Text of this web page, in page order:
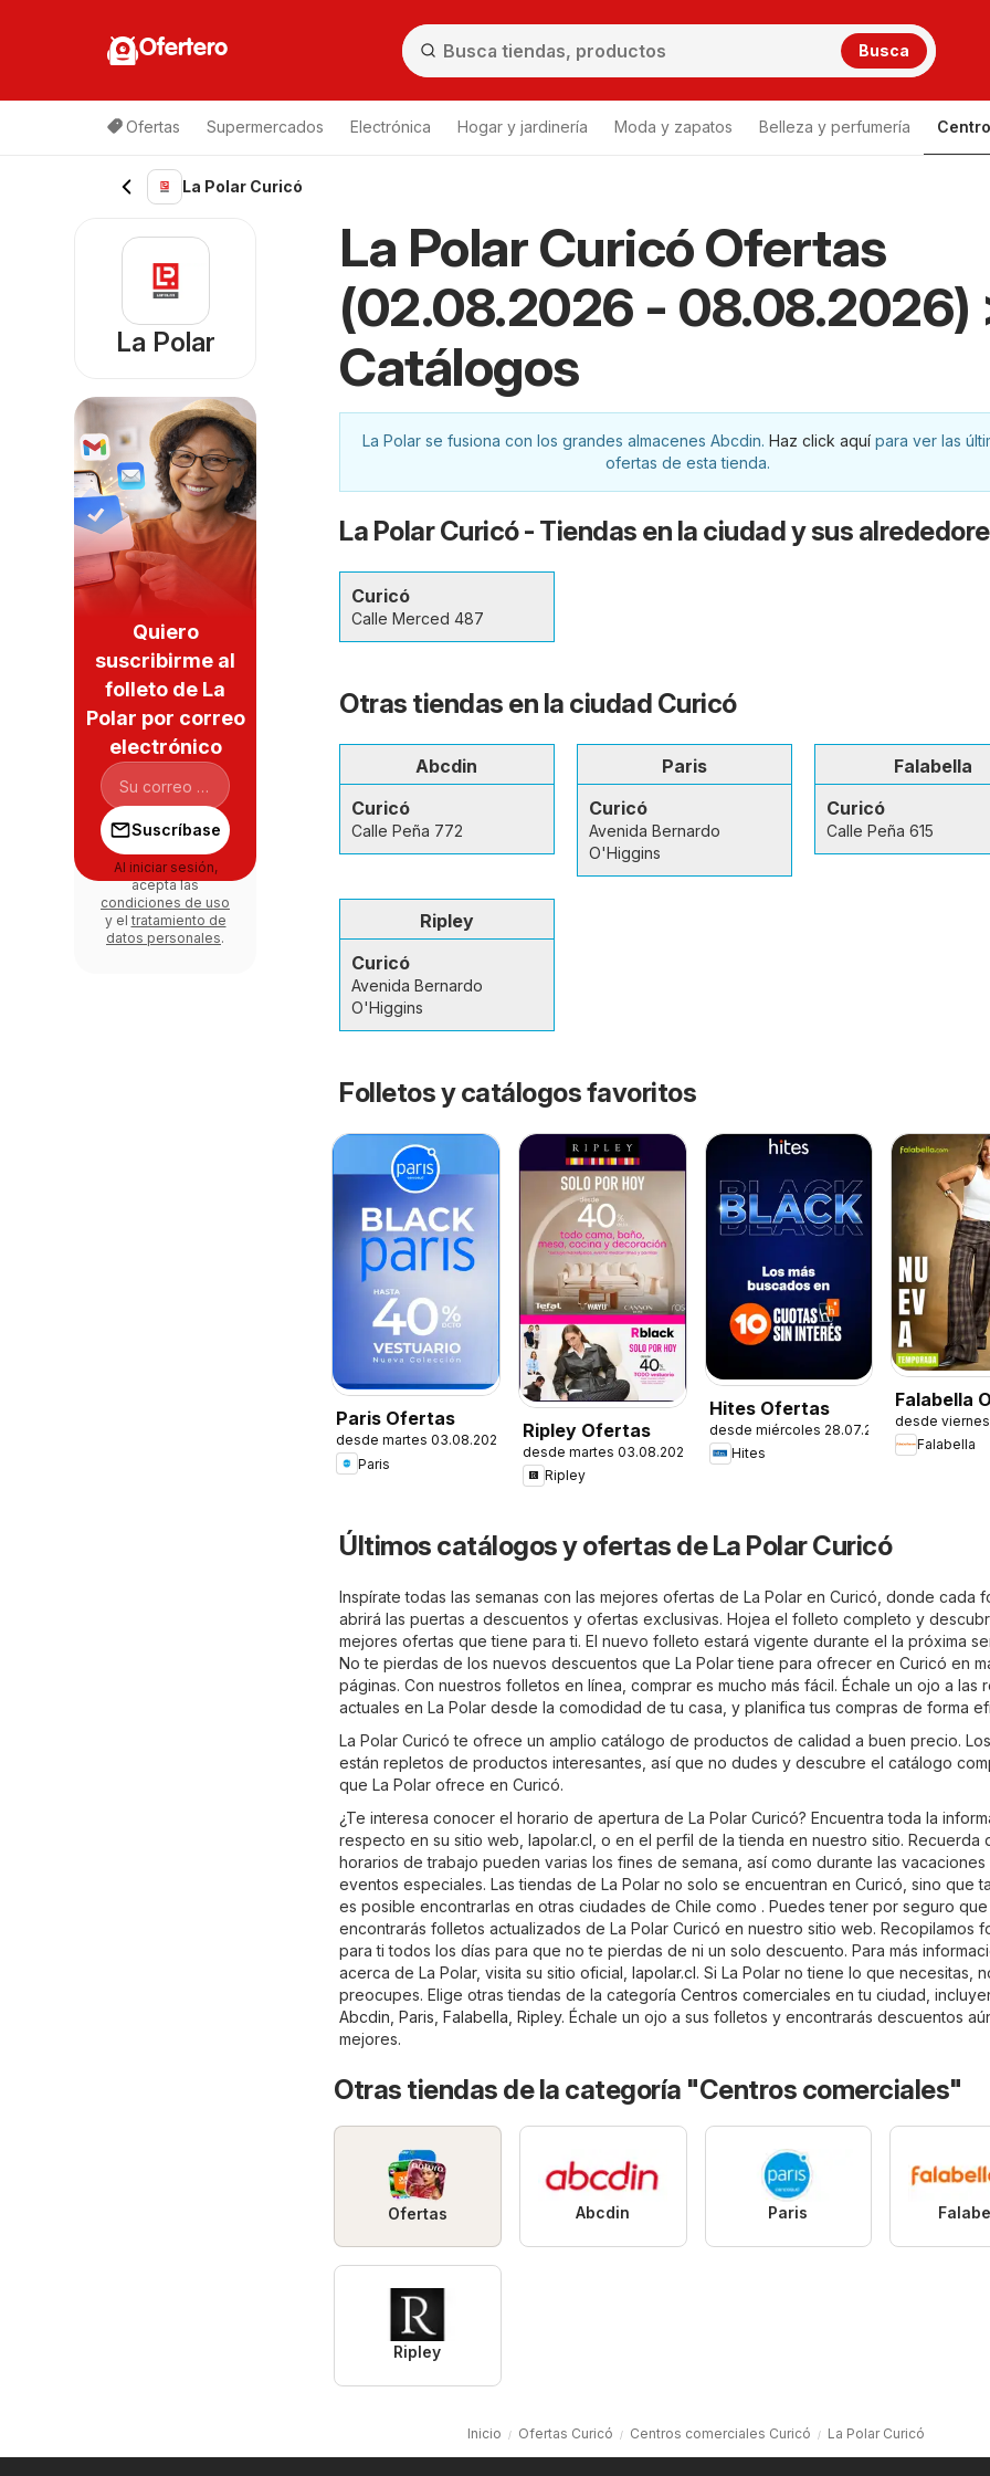
Ofertero Busca
Ofertas Supermercados Electrónica Hogar y jardinería Moda y zapatos Belleza y perfumería
La Polar Curicó
La Polar Curicó Ofertas
(02.08.2026 - 08.08.2026)
Catálogos
La Polar se fusiona con los grandes almacenes Abcdin. Haz click aquípara ver las
ofertas de esta tienda.
La Polar Curicó - Tiendas en la ciudad y sus
Curicó
Calle Merced 487
Otras tiendas en la ciudad Curicó
Abcdin
Curicó
Calle Peña 772
Paris
Curicó
Avenida Bernardo
O'Higgins
Falabella
Curicó
Calle Peña 615
Ripley
Curicó
Avenida Bernardo
O'Higgins
Folletos y catálogos favoritos
Paris Ofertas
desde martes 03.08.2026
Paris
Ripley Ofertas
desde martes 03.08.2026
Ripley
Hites Ofertas
desde miércoles 28.07.2026
Hites
Falabella
desde
Falabella
Últimos catálogos y ofertas de La Polar Curicó
Inspírate todas las semanas con las mejores ofertas de La Polar en Curicó, donde cada
abrirá las puertas a descuentos y ofertas exclusivas. Hojea el folleto completo y
mejores ofertas que tiene para ti. El nuevo folleto estará vigente durante el la próxima
No te pierdas de los nuevos descuentos que La Polar tiene para ofrecer en Curicó en
páginas. Con nuestros folletos en línea, comprar es mucho más fácil. Échale un ojo a las
actuales en La Polar desde la comodidad de tu casa, y planifica tus compras de forma
La Polar Curicó te ofrece un amplio catálogo de productos de calidad a buen precio.
están repletos de productos interesantes, así que no dudes y descubre el catálogo
que La Polar ofrece en Curicó.
¿Te interesa conocer el horario de apertura de La Polar Curicó? Encuentra toda la
respecto en su sitio web, lapolar.cl , o en el perfil de la tienda en nuestro sitio. Recuerda
horarios de trabajo pueden varias los fines de semana, así como durante las
eventos especiales. Las tiendas de La Polar no solo se encuentran en Curicó, sino que
es posible encontrarlas en otras ciudades de Chile como . Puedes tener por seguro que
encontrarás folletos actualizados de La Polar Curicó en nuestro sitio web. Recopilamos
para ti todos los días para que no te pierdas de ni un solo descuento. Para más
acerca de La Polar, visita su sitio oficial, lapolar.cl. Si La Polar no tiene lo que necesitas,
preocupes. Elige otras tiendas de la categoría Centros comerciales en tu ciudad,
Abcdin Paris Falabella Ripley. Échale un ojo a sus folletos y encontrarás descuentos
mejores.
Otras tiendas de la categoría "Centros comerciales"
Ofertas Abcdin Paris
Ripley
Inicio Ofertas Curicó Centros comerciales Curicó La Polar Curicó
La Polar
Quiero
suscribirme al
folleto de La
Polar por correo
electrónico
Suscríbase
Al iniciar sesión,
acepta las
condiciones de uso
y el tratamiento de
datos personales.